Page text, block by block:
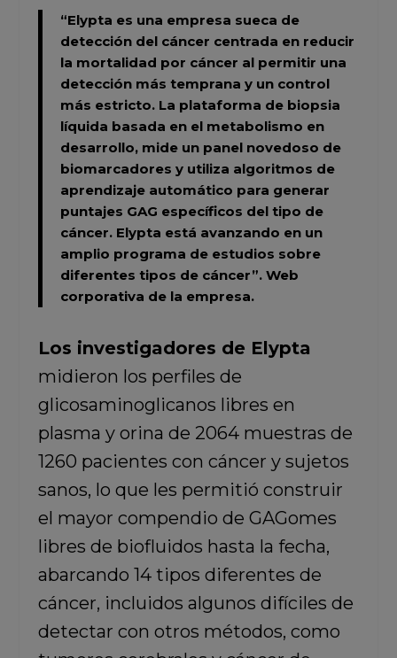
“Elypta es una empresa sueca de
detección del cáncer centrada en reducir
la mortalidad por cáncer al permitir una
detección más temprana y un control
más estricto. La plataforma de biopsia
líquida basada en el metabolismo en
desarrollo, mide un panel novedoso de
biomarcadores y utiliza algoritmos de
aprendizaje automático para generar
puntajes GAG específicos del tipo de
cáncer. Elypta está avanzando en un
amplio programa de estudios sobre
diferentes tipos de cáncer”.Web
corporativa de la empresa.
Los investigadores de Elypta
midieron los perfiles de
glicosaminoglicanos libres en
plasma y orina de 2064 muestras de
1260 pacientes con cáncer y sujetos
sanos, lo que les permitió construir
el mayor compendio de GAGomes
libres de biofluidos hasta la fecha,
abarcando 14 tipos diferentes de
cáncer, incluidos algunos difíciles de
detectar con otros métodos, como